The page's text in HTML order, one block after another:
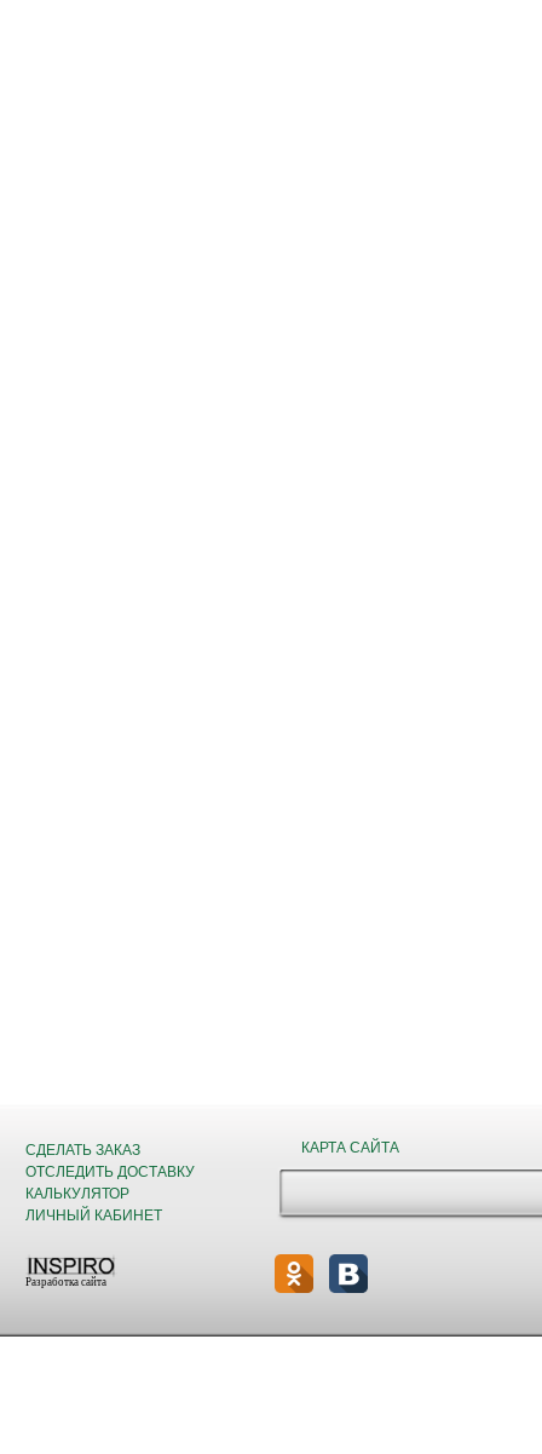
СДЕЛАТЬ ЗАКАЗ
ОТСЛЕДИТЬ ДОСТАВКУ
КАЛЬКУЛЯТОР
ЛИЧНЫЙ КАБИНЕТ
КАРТА САЙТА
Разработка сайта